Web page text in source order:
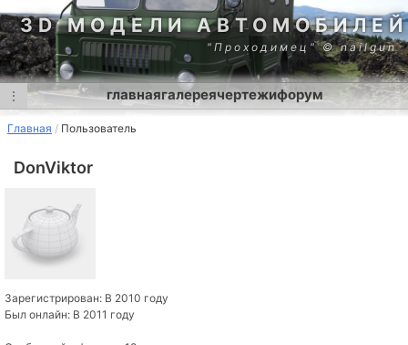
3D МОДЕЛИ АВТОМОБИЛЕЙ
"Проходимец" © nailgun
⋮ главнаягалереячертежифорум
Главная Пользователь
DonViktor
Зарегистрирован: В 2010 году
Был онлайн: В 2011 году